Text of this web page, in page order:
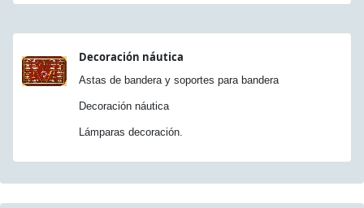
Decoración náutica
Astas de bandera y soportes para bandera
Decoración náutica
Lámparas decoración.